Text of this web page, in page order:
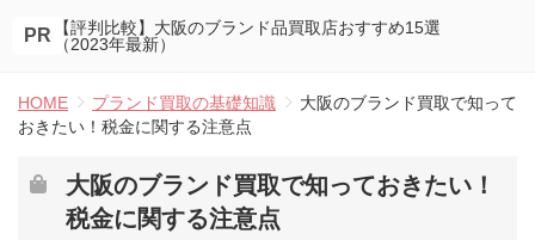
【評判比較】大阪のブランド品買取店おすすめ15選
（2023年最新）
PR
HOME プランド買取の基礎知識
大阪のブランド買取で知って
おきたい！税金に関する注意点
大阪のブランド買取で知っておきたい！
税金に関する注意点